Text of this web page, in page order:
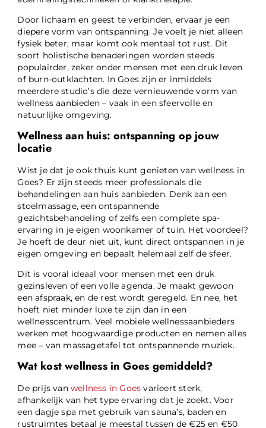
Door lichaam en geest te verbinden, ervaar je een
diepere vorm van ontspanning. Je voelt je niet alleen
fysiek beter, maar komt ook mentaal tot rust. Dit
soort holistische benaderingen worden steeds
populairder, zeker onder mensen met een druk leven
of burn-outklachten. In Goes zijn er inmiddels
meerdere studio’s die deze vernieuwende vorm van
wellness aanbieden – vaak in een sfeervolle en
natuurlijke omgeving.
Wellness aan huis: ontspanning op jouw
locatie
Wist je dat je ook thuis kunt genieten van wellness in
Goes? Er zijn steeds meer professionals die
behandelingen aan huis aanbieden. Denk aan een
stoelmassage, een ontspannende
gezichtsbehandeling of zelfs een complete spa-
ervaring in je eigen woonkamer of tuin. Het voordeel?
Je hoeft de deur niet uit, kunt direct ontspannen in je
eigen omgeving en bepaalt helemaal zelf de sfeer.
Dit is vooral ideaal voor mensen met een druk
gezinsleven of een volle agenda. Je maakt gewoon
een afspraak, en de rest wordt geregeld. En nee, het
hoeft niet minder luxe te zijn dan in een
wellnesscentrum. Veel mobiele wellnessaanbieders
werken met hoogwaardige producten en nemen alles
mee – van massagetafel tot ontspannende muziek.
Wat kost wellness in Goes gemiddeld?
De prijs vanwellness in Goes varieert sterk,
afhankelijk van het type ervaring dat je zoekt. Voor
een dagje spa met gebruik van sauna’s, baden en
rustruimtes betaal je meestal tussen de €25 en €50